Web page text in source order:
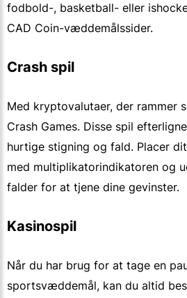
fodbold-, basketball- eller
CAD Coin-væddemålssider.
Crash spil
Med kryptovalutaer, der rammer
Crash Games. Disse spil
hurtige stigning og fald. Placer
med multiplikatorindikatoren og
falder for at tjene dine gevinster.
Kasinospil
Når du har brug for at tage en
sportsvæddemål, kan du altid